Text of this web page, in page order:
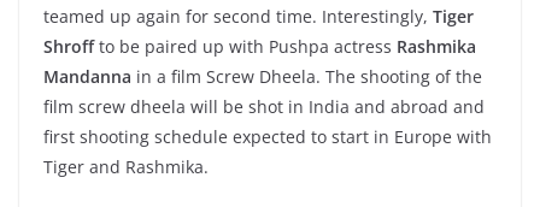
teamed up again for second time. Interestingly, Tiger
Shroffto be paired up with Pushpa actress Rashmika
Mandanna in a film Screw Dheela. The shooting of the
film screw dheela will be shot in India and abroad and
first shooting schedule expected to start in Europe with
Tiger and Rashmika.